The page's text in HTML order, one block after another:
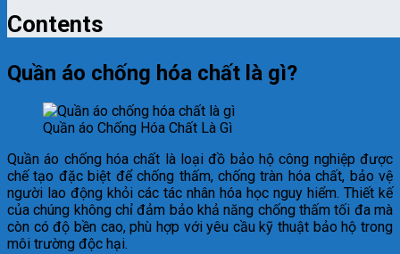
Contents
Quần áo chống hóa chất là gì?
Quần áo Chống Hóa Chất Là Gì
Quần áo chống hóa chất là loại đồ bảo hộ công nghiệp được
chế tạo đặc biệt để chống thấm, chống tràn hóa chất, bảo vệ
người lao động khỏi các tác nhân hóa học nguy hiểm. Thiết kế
của chúng không chỉ đảm bảo khả năng chống thấm tối đa mà
còn có độ bền cao, phù hợp với yêu cầu kỹ thuật bảo hộ trong
môi trường độc hại.